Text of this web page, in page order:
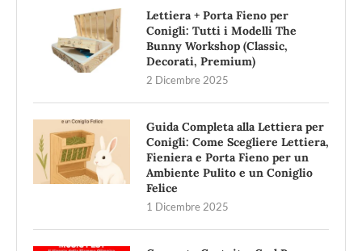
Lettiera + Porta Fieno per
Conigli: Tutti i Modelli The
Bunny Workshop (Classic,
Decorati, Premium)
2 Dicembre 2025
Guida Completa alla Lettiera per
Conigli: Come Scegliere Lettiera,
Fieniera e Porta Fieno per un
Ambiente Pulito e un Coniglio
Felice
1 Dicembre 2025